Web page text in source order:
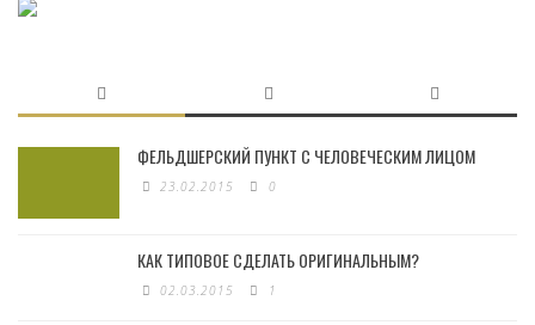
ФЕЛЬДШЕРСКИЙ ПУНКТ С ЧЕЛОВЕЧЕСКИМ ЛИЦОМ
23.02.2015 0
КАК ТИПОВОЕ СДЕЛАТЬ ОРИГИНАЛЬНЫМ?
02.03.2015 1